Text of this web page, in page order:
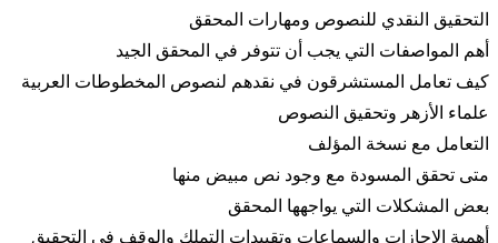
التحقيق النقدي للنصوص ومهارات المحقق
أهم المواصفات التي يجب أن تتوفر في المحقق الجيد
كيف تعامل المستشرقون في نقدهم لنصوص المخطوطات العربية
علماء الأزهر وتحقيق النصوص
التعامل مع نسخة المؤلف
متى تحقق المسودة مع وجود نص مبيض منها
بعض المشكلات التي يواجهها المحقق
أهمية الإجازات والسماعات وتقييدات التملك والوقف في التحقيق